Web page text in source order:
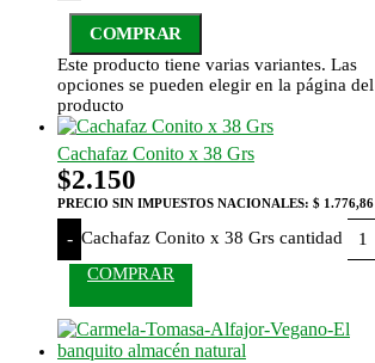
COMPRAR
Este producto tiene varias variantes. Las
opciones se pueden elegir en la página del
producto
Cachafaz Conito x 38 Grs
$2.150
PRECIO SIN IMPUESTOS NACIONALES: $ 1.776,86
- Cachafaz Conito x 38 Grs cantidad
COMPRAR